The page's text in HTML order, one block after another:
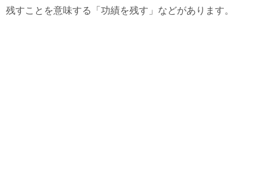
残すことを意味する「功績を残す」などがあります。